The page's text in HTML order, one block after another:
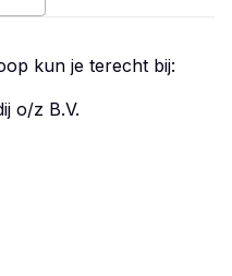
kun je terecht bij:
o/z B.V.